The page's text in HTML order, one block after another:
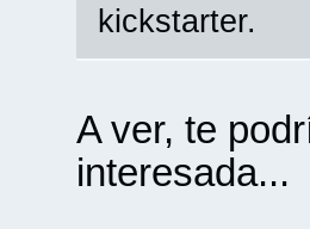
kickstarter.
A ver, te
interesada...